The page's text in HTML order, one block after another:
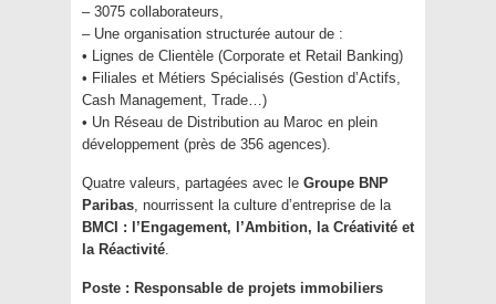
– 3075 collaborateurs,
– Une organisation structurée autour de :
• Lignes de Clientèle (Corporate et Retail Banking)
• Filiales et Métiers Spécialisés (Gestion d’Actifs,
Cash Management, Trade…)
• Un Réseau de Distribution au Maroc en plein
développement (près de 356 agences).
Quatre valeurs, partagées avec le Groupe BNP
Paribas, nourrissent la culture d’entreprise de la
BMCI : l’Engagement, l’Ambition, la Créativité et
la Réactivité.
Poste : Responsable de projets immobiliers